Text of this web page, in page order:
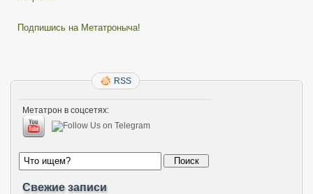
Подпишись на Метатроныча!
RSS
Метатрон в соцсетях:
Свежие записи